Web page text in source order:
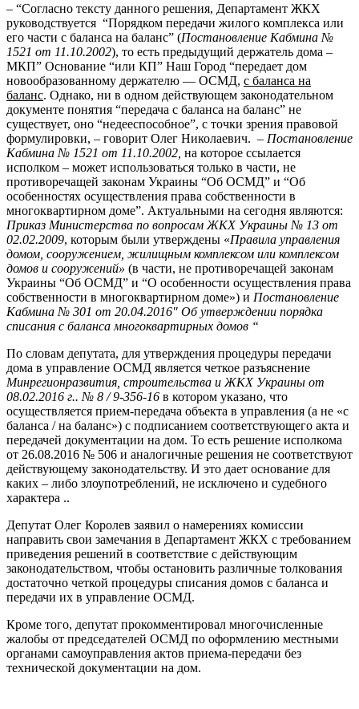
– “Согласно тексту данного решения, Департамент ЖКХ
руководствуется “Порядком передачи жилого комплекса или
его части с баланса на баланс” (Постановление Кабмина №
1521 от 11.10.2002), то есть предыдущий держатель дома –
МКП” Основание “или КП” Наш Город “передает дом
новообразованному держателю — ОСМД, с баланса на
баланс. Однако, ни в одном действующем законодательном
документе понятия “передача с баланса на баланс” не
существует, оно “недееспособное”, с точки зрения правовой
формулировки, – говорит Олег Николаевич. – Постановление
Кабмина № 1521 от 11.10.2002, на которое ссылается
исполком – может использоваться только в части, не
противоречащей законам Украины “Об ОСМД” и “Об
особенностях осуществления права собственности в
многоквартирном доме”. Актуальными на сегодня являются:
Приказ Министерства по вопросам ЖКХ Украины № 13 от
02.02.2009, которым были утверждены «Правила управления
домом, сооружением, жилищным комплексом или комплексом
домов и сооружений» (в части, не противоречащей законам
Украины “Об ОСМД” и “О особенности осуществления права
собственности в многоквартирном доме») и Постановление
Кабмина № 301 от 20.04.2016″ Об утверждении порядка
списания с баланса многоквартирных домов “
По словам депутата, для утверждения процедуры передачи
дома в управление ОСМД является четкое разъяснение
Минрегионразвития, строительства и ЖКХ Украины от
08.02.2016 г.. № 8 / 9-356-16 в котором указано, что
осуществляется прием-передача объекта в управления (а не «с
баланса / на баланс») с подписанием соответствующего акта и
передачей документации на дом. То есть решение исполкома
от 26.08.2016 № 506 и аналогичные решения не соответствуют
действующему законодательству. И это дает основание для
каких – либо злоупотреблений, не исключено и судебного
характера ..
Депутат Олег Королев заявил о намерениях комиссии
направить свои замечания в Департамент ЖКХ с требованием
приведения решений в соответствие с действующим
законодательством, чтобы остановить различные толкования
достаточно четкой процедуры списания домов с баланса и
передачи их в управление ОСМД.
Кроме того, депутат прокомментировал многочисленные
жалобы от председателей ОСМД по оформлению местными
органами самоуправления актов приема-передачи без
технической документации на дом.